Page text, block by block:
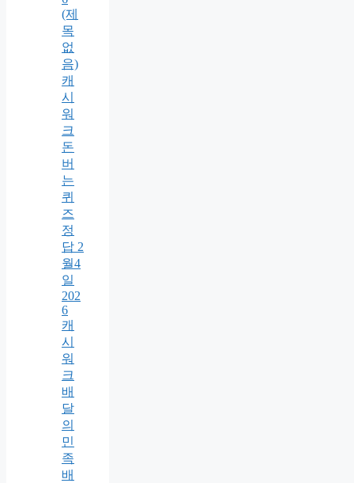
(제
목
없
음)
캐
시
워
크
돈
버
는
퀴
즈
정
답 2
월4
일
202
6
캐
시
워
크
배
달
의
민
족
배